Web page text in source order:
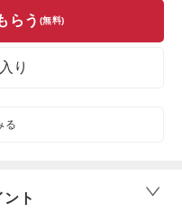
らう (無料)
り
る
ト